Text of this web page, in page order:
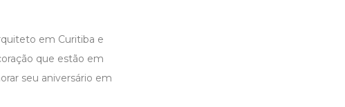
em Curitiba e
que estão em
seu aniversário em